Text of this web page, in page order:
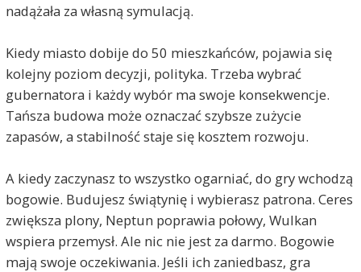
nadążała za własną symulacją.
Kiedy miasto dobije do 50 mieszkańców, pojawia się
kolejny poziom decyzji, polityka. Trzeba wybrać
gubernatora i każdy wybór ma swoje konsekwencje.
Tańsza budowa może oznaczać szybsze zużycie
zapasów, a stabilność staje się kosztem rozwoju.
A kiedy zaczynasz to wszystko ogarniać, do gry wchodzą
bogowie. Budujesz świątynię i wybierasz patrona. Ceres
zwiększa plony, Neptun poprawia połowy, Wulkan
wspiera przemysł. Ale nic nie jest za darmo. Bogowie
mają swoje oczekiwania. Jeśli ich zaniedbasz, gra